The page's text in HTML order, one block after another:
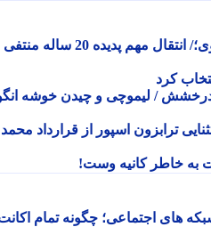
مخالفت قطعی با جدایی مهدوی؛/ انتقال مهم پدیده 20 ساله منتفی
کرد
/ لیموچی و چیدن خوشه انگور
استثنایی ترابزون اسپور از قرارداد محمد
اجتماعی؛ چگونه تمام اکانت